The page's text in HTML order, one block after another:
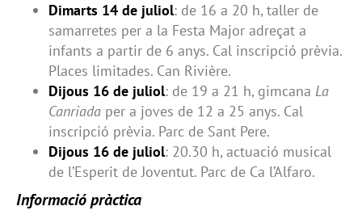
Dimarts 14 de juliol: de 16 a 20 h, taller de
samarretes per a la Festa Major adreçat a
infants a partir de 6 anys. Cal inscripció prèvia.
Places limitades. Can Rivière.
Dijous 16 de juliol: de 19 a 21 h, gimcana La
Canriada per a joves de 12 a 25 anys. Cal
inscripció prèvia. Parc de Sant Pere.
Dijous 16 de juliol: 20.30 h, actuació musical
de l’Esperit de Joventut. Parc de Ca l’Alfaro.
Informació pràctica